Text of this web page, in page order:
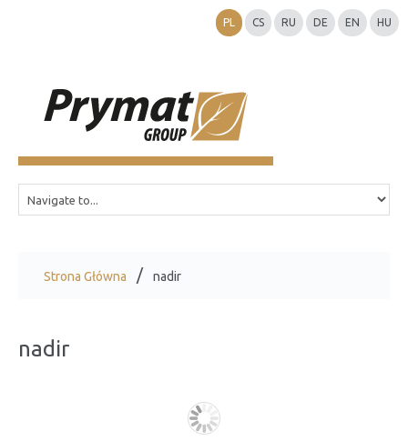
PL CS RU DE EN HU
Strona Główna nadir
nadir